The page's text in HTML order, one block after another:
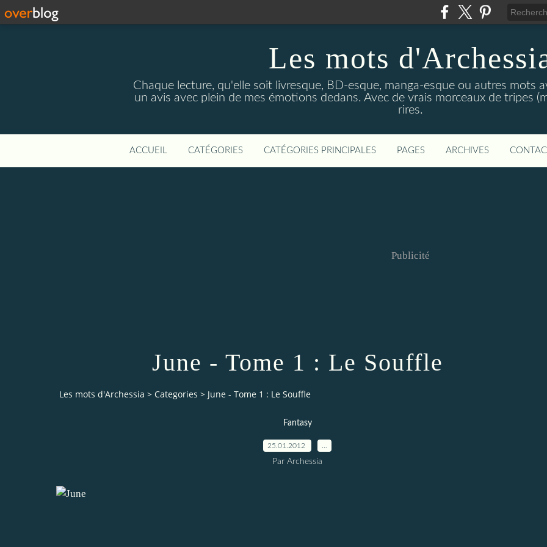
Les mots
Chaque lecture, qu'elle soit livresque, BD-esque, manga-esque ou autres mots
un avis avec plein de mes émotions dedans. Avec de vrais morceaux de tripes
rires.
ACCUEIL CATÉGORIES CATÉGORIES PRINCIPALES PAGES ARCHIVES
Publicité
June - Tome 1 : Le Souffle
Les mots d'Archessia > Categories > June - Tome 1 : Le Souffle
Fantasy
25.01.2012
Par Archessia